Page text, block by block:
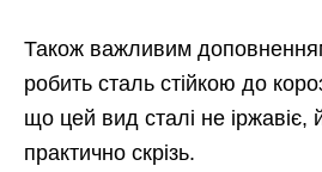
Також важливим
робить сталь стійкою до
що цей вид сталі не іржавіє,
практично скрізь.